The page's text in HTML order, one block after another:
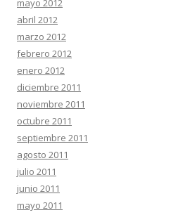
mayo 2012
abril 2012
marzo 2012
febrero 2012
enero 2012
diciembre 2011
noviembre 2011
octubre 2011
septiembre 2011
agosto 2011
julio 2011
junio 2011
mayo 2011